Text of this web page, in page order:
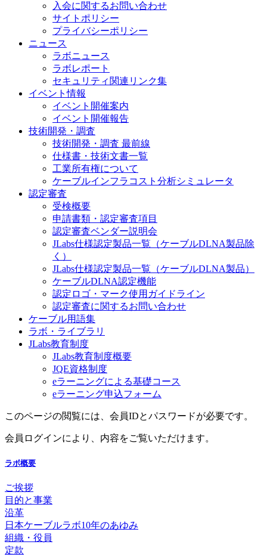
入会に関するお問い合わせ
サイトポリシー
プライバシーポリシー
ニュース
ラボニュース
ラボレポート
セキュリティ関連リンク集
イベント情報
イベント開催案内
イベント開催報告
技術開発・調査
技術開発・調査 最前線
仕様書・技術文書一覧
工業所有権について
ケーブルインフラコスト分析シミュレータ
認定審査
受検概要
申請書類・認定審査項目
認定審査ベンダー説明会
JLabs仕様認定製品一覧（ケーブルDLNA製品除
く）
JLabs仕様認定製品一覧（ケーブルDLNA製品）
ケーブルDLNA認定機能
認定ロゴ・マーク使用ガイドライン
認定審査に関するお問い合わせ
ケーブル用語集
ラボ・ライブラリ
JLabs教育制度
JLabs教育制度概要
JQE資格制度
eラーニングによる基礎コース
eラーニング申込フォーム
このページの閲覧には、会員IDとパスワードが必要です。
会員ログインにより、内容をご覧いただけます。
ラボ概要
ご挨拶
目的と事業
沿革
日本ケーブルラボ10年のあゆみ
組織・役員
定款